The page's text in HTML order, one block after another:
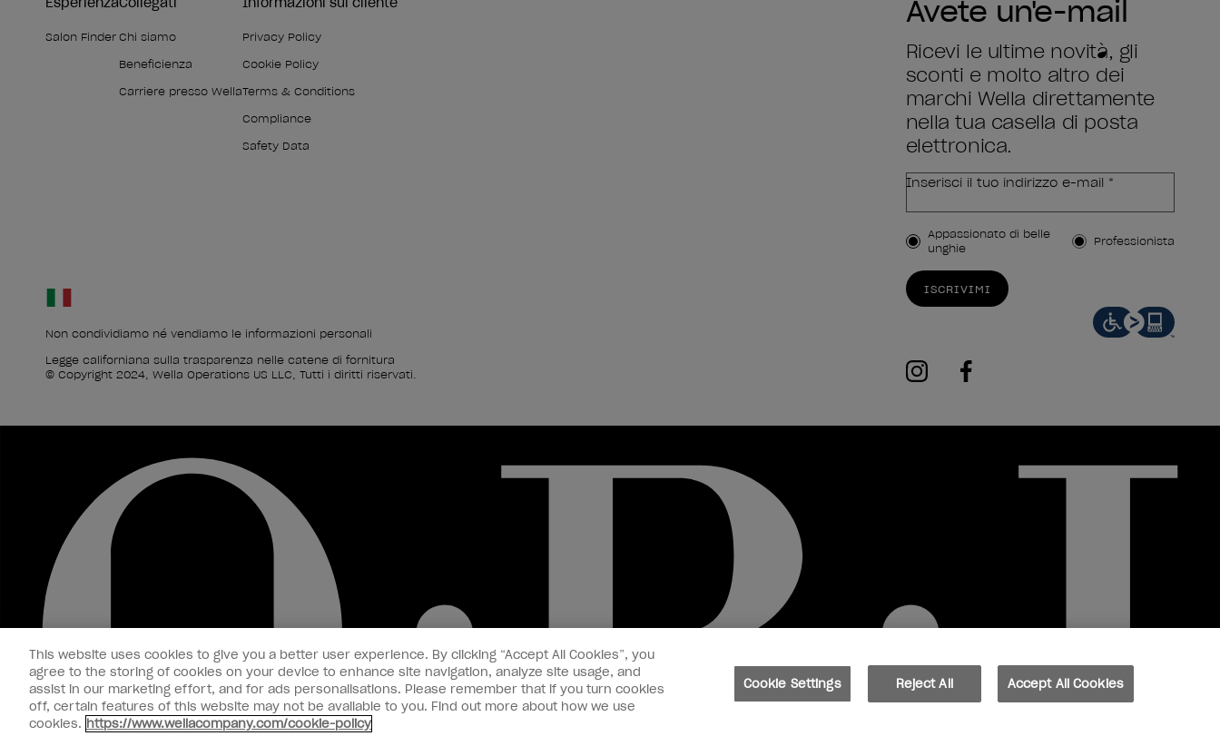
Salon Finder Chi siamo
Beneficienza
Carriere presso Wella
Privacy Policy
Cookie Policy
Terms & Conditions
Compliance
Safety Data
Non condividiamo né vendiamo le informazioni personali
Legge californiana sulla trasparenza nelle catene di fornitura
© Copyright 2024, Wella Operations US LLC, Tutti i diritti riservati.
Avete un'e-mail
Ricevi le ultime novità, gli
sconti e molto altro dei
marchi Wella direttamente
nella tua casella di posta
elettronica.
Inserisci il tuo indirizzo e-mail *
Tipo di cliente
Appassionato di belle
unghie
Professionista
ISCRIVIMI
This website uses cookies to give you a better user experience. By clicking “Accept All Cookies”, you
agree to the storing of cookies on your device to enhance site navigation, analyze site usage, and
assist in our marketing effort, and for ads personalisations. Please remember that if you turn cookies
off, certain features of this website may not be available to you. Find out more about how we use
cookies. https://www.wellacompany.com/cookie-policy
Cookie Settings Reject All Accept All Cookies